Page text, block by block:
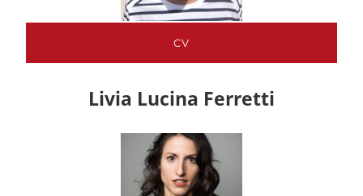
CV
Livia Lucina Ferretti